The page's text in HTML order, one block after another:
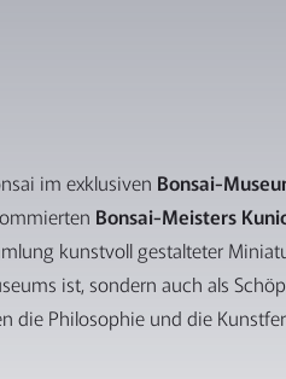
im exklusiven Bonsai-
Bonsai-Meisters
kunstvoll gestalteter
ist, sondern auch als
die Philosophie und die